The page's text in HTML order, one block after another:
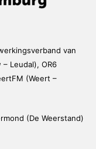
van
Leudal), OR6
(Weert –
(De Weerstand)